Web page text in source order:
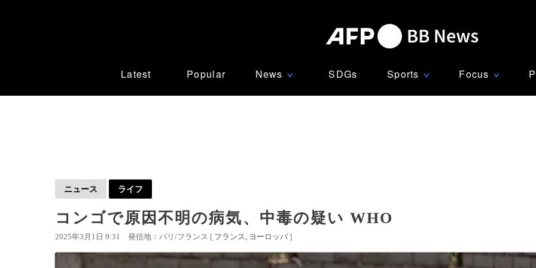
Latest Popular News ∨ SDGs Sports ∨ Focus ∨
ニュース ライフ
コンゴで原因不明の病気、中毒の疑い WHO
2025年3月1日 9:31 発信地：パリ/フランス [ フランス ヨーロッパ ]